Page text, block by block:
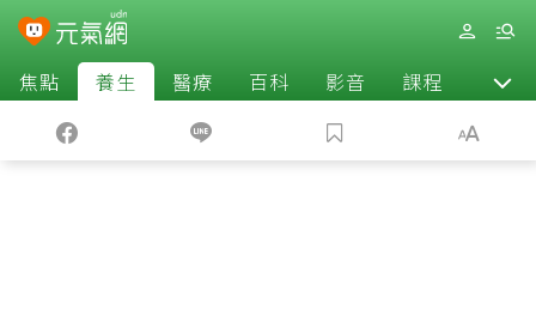
焦點 養生 醫療 百科 影音 課程 退休